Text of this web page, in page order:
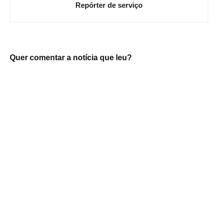
Repórter de serviço
Quer comentar a notícia que leu?